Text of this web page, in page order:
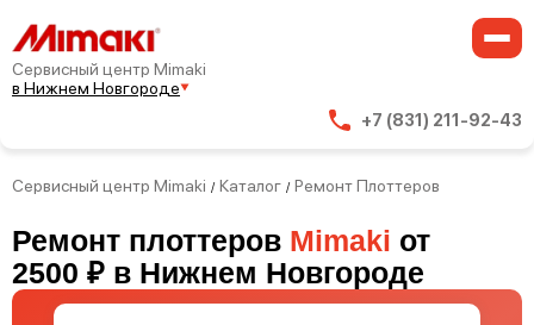
Сервисный центр Mimaki
в Нижнем Новгороде
+7 (831) 211-92-43
Сервисный центр Mimaki / Каталог / Ремонт Плоттеров
Ремонт плоттеров Mimaki от
2500 ₽ в Нижнем Новгороде